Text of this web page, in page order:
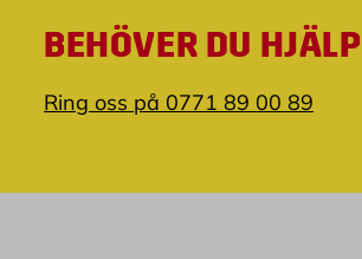
BEHÖVER DU
Ring oss på 0771 89 00 89